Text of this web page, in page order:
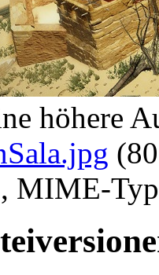
höhere
MIME-